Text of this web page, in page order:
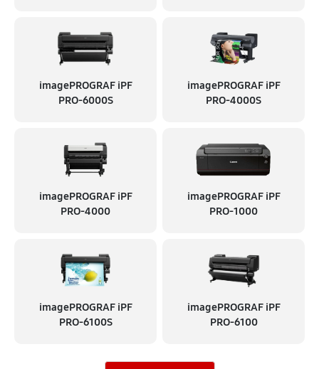
imagePROGRAF iPF
PRO-6000S
imagePROGRAF iPF
PRO-4000S
imagePROGRAF iPF
PRO-4000
imagePROGRAF iPF
PRO-1000
imagePROGRAF iPF
PRO-6100S
imagePROGRAF iPF
PRO-6100